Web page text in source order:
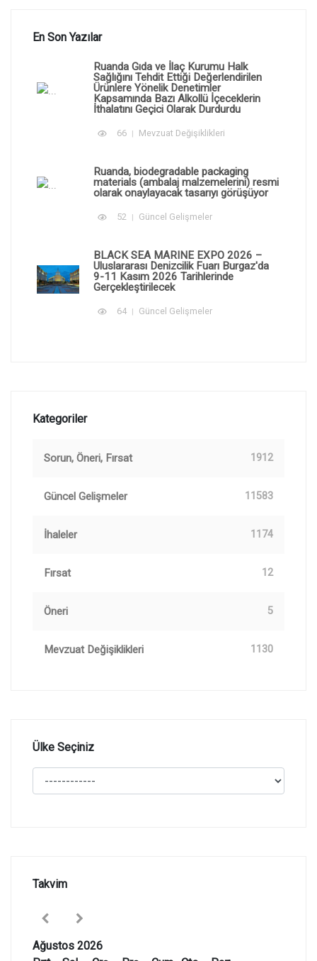
En Son Yazılar
Ruanda Gıda ve İlaç Kurumu Halk
Sağlığını Tehdit Ettiği Değerlendirilen
Ürünlere Yönelik Denetimler
Kapsamında Bazı Alkollü İçeceklerin
İthalatını Geçici Olarak Durdurdu
66 Mevzuat Değişiklikleri
Ruanda, biodegradable packaging
materials (ambalaj malzemelerini) resmi
olarak onaylayacak tasarıyı görüşüyor
52 Güncel Gelişmeler
BLACK SEA MARINE EXPO 2026 –
Uluslararası Denizcilik Fuarı Burgaz'da
9-11 Kasım 2026 Tarihlerinde
Gerçekleştirilecek
64 Güncel Gelişmeler
Kategoriler
Sorun, Öneri, Fırsat 1912
Güncel Gelişmeler 11583
İhaleler 1174
Fırsat 12
Öneri 5
Mevzuat Değişiklikleri 1130
Ülke Seçiniz
Takvim
Ağustos 2026